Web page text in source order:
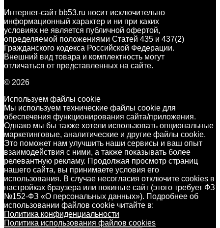
Интернет-сайт bb53.ru носит исключительно
информационный характер и ни при каких
условиях не является публичной офертой,
определяемой положениями Статей 435 и 437(2)
Гражданского кодекса Российской Федерации.
Внешний вид товара и комплектность могут
отличаться от представленных на сайте.
© 2026
Используем файлы cookie
Мы используем технические файлы cookie для
обеспечения функционирования сайта/приложения.
Однако мы бы также хотели использовать опциональные
маркетинговые, аналитические и другие файлы cookie.
Это поможет нам улучшить наши сервисы и ваш опыт
взаимодействия с ними, а также показывать более
релевантную рекламу. Продолжая просмотр страниц
нашего сайта, вы принимаете условия его
использования. В случае несогласия отключите cookies в
настройках браузера или покиньте сайт (этого требует ФЗ
№152-ФЗ «О персональных данных»). Подробнее об
использовании файлов cookie читайте в:
Политика конфиденциальности
Политика использования файлов cookies